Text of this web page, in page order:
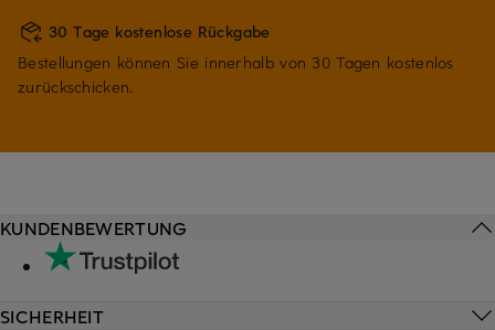
30 Tage kostenlose Rückgabe
Bestellungen können Sie innerhalb von 30 Tagen kostenlos
zurückschicken.
KUNDENBEWERTUNG
SICHERHEIT